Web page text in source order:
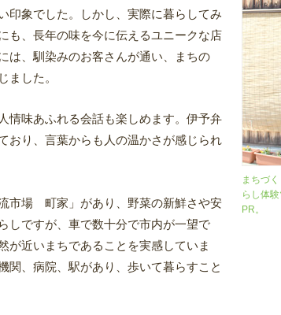
印象でした。しかし、実際に暮らしてみ
も、長年の味を今に伝えるユニークな店
は、馴染みのお客さんが通い、まちの
ました。
情味あふれる会話も楽しめます。伊予弁
おり、言葉からも人の温かさが感じられ
市場 町家」があり、野菜の新鮮さや安
しですが、車で数十分で市内が一望で
が近いまちであることを実感していま
関、病院、駅があり、歩いて暮らすこと
まちづ
らし体
PR。